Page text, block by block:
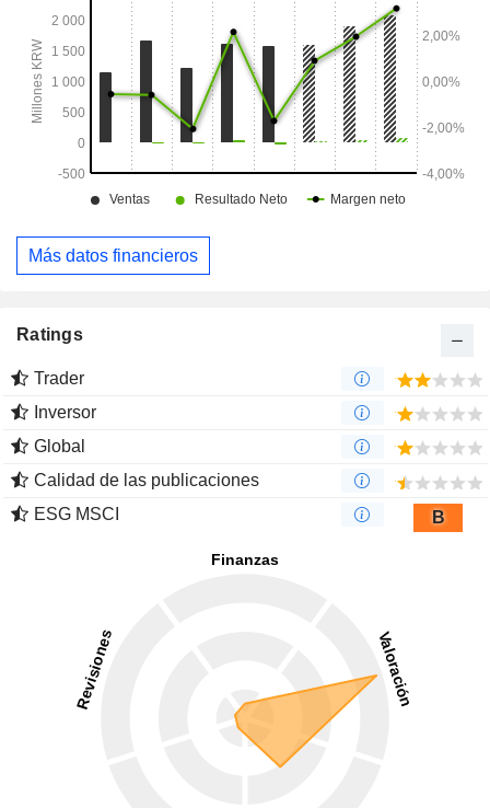
Más datos financieros
Ratings
Trader
Inversor
Global
Calidad de las publicaciones
ESG MSCI
B